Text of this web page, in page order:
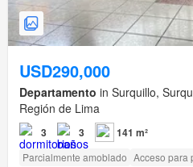
USD290,000
Departamento in Surquillo,
Región de Lima
3 3 141 m²
Parcialmente amoblado Acceso para